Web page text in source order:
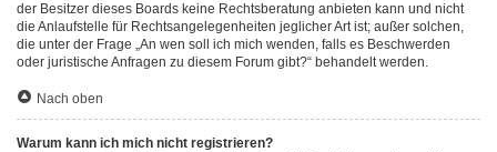
der Besitzer dieses Boards keine Rechtsberatung anbieten kann und nicht
die Anlaufstelle für Rechtsangelegenheiten jeglicher Art ist; außer solchen,
die unter der Frage „An wen soll ich mich wenden, falls es Beschwerden
oder juristische Anfragen zu diesem Forum gibt?“ behandelt werden.
Nach oben
Warum kann ich mich nicht registrieren?